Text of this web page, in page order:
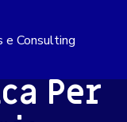
Per